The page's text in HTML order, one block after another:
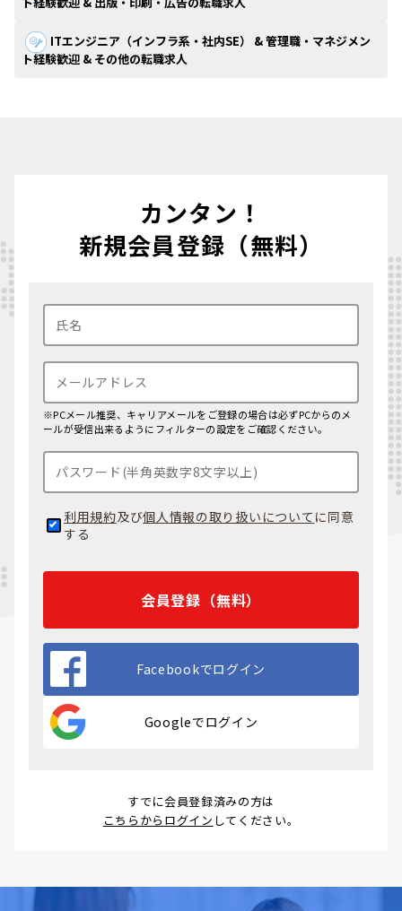
ITエンジニア（インフラ系・社内SE） & 管理職・マネジメン
ト経験歓迎 & その他の転職求人
カンタン！
新規会員登録（無料）
※PCメール推奨、キャリアメールをご登録の場合は必ずPCからのメ
ールが受信出来るようにフィルターの設定をご確認ください。
利用規約及び個人情報の取り扱いについて に同意
する
会員登録（無料）
Facebookでログイン
Googleでログイン
すでに会員登録済みの方は
こちらからログイン してください。